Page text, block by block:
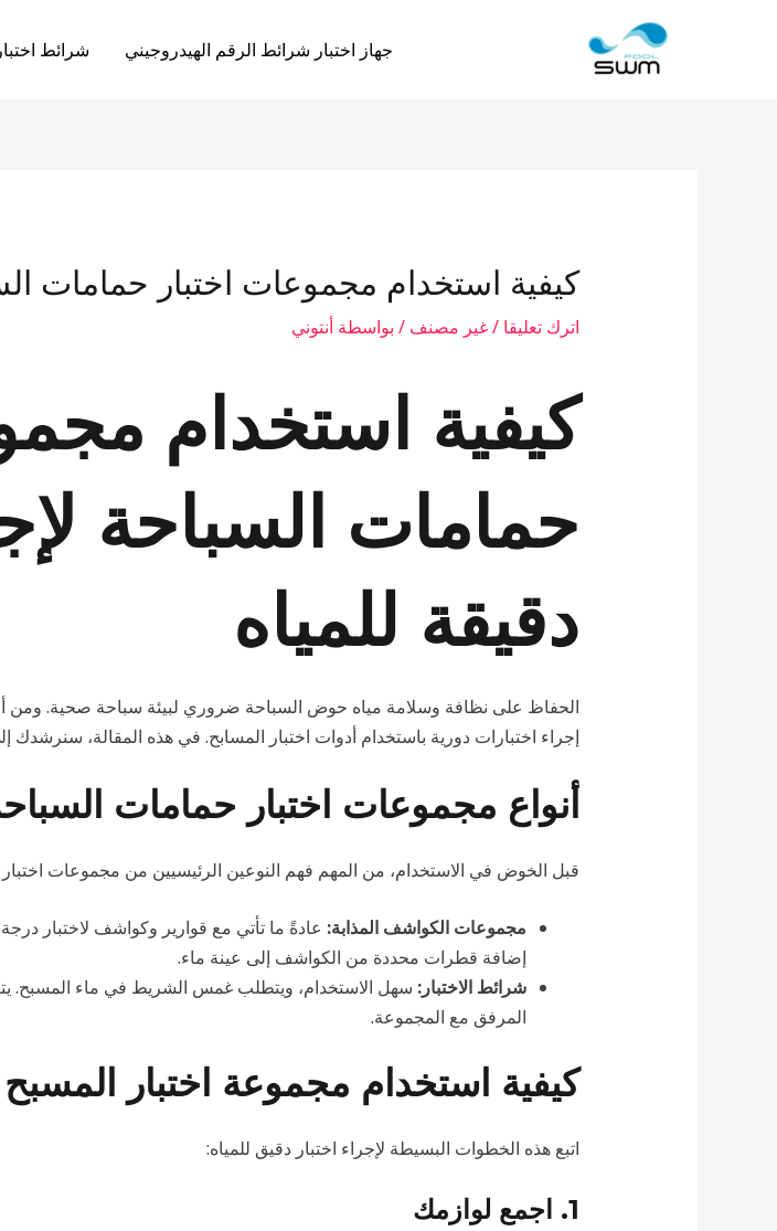
جهاز اختبار شرائط الرقم الهيدروجيني شرائط
كيفية استخدام مجموعات اختبار حمامات
اترك تعليقا /غير مصنف / بواسطة أنتوني
كيفية استخدام
حمامات السباحة
دقيقة للمياه
الحفاظ على نظافة وسلامة مياه حوض السباحة ضروري لبيئة سباحة صحية. ومن
إجراء اختبارات دورية باستخدام أدوات اختبار المسابح. في هذه المقالة، سنرشدك
أنواع مجموعات اختبار حمامات
قبل الخوض في الاستخدام، من المهم فهم النوعين الرئيسيين من مجموعات
مجموعات الكواشف المذابة:
إضافة قطرات محددة من الكواشف إلى عينة ماء.
شرائط الاختبار: سهل الاستخدام، ويتطلب غمس الشريط في ماء المسبح.
المرفق مع المجموعة.
كيفية استخدام مجموعة اختبار المسبح
اتبع هذه الخطوات البسيطة لإجراء اختبار دقيق للمياه:
1. اجمع لوازمك